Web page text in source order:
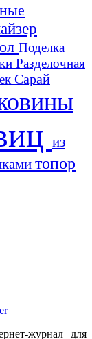
Поделка
Разделочная
Сарай
из
топор
журнал для